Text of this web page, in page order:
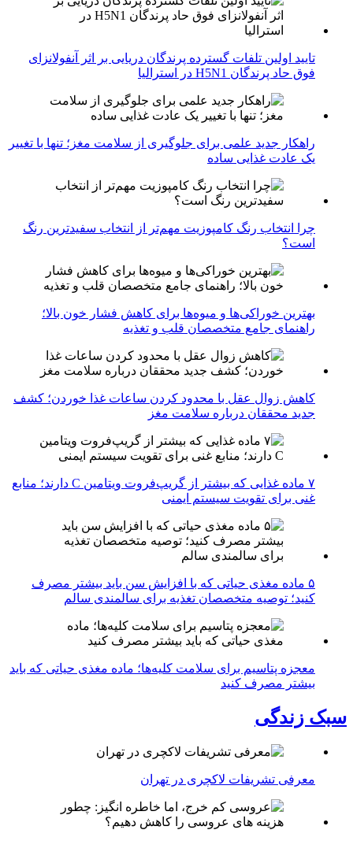
تایید اولین تلفات گسترده پرندگان دریایی بر اثر آنفولانزای
فوق حاد پرندگان H5N1 در استرالیا
راهکار جدید علمی برای جلوگیری از سلامت مغز؛ تنها با تغییر
یک عادت غذایی ساده
چرا انتخاب رنگ کامپوزیت مهم‌تر از انتخاب سفیدترین رنگ
است؟
بهترین خوراکی‌ها و میوه‌ها برای کاهش فشار خون بالا؛
راهنمای جامع متخصصان قلب و تغذیه
کاهش زوال عقل با محدود کردن ساعات غذا خوردن؛ کشف
جدید محققان درباره سلامت مغز
۷ ماده غذایی که بیشتر از گریپ‌فروت ویتامین C دارند؛ منابع
غنی برای تقویت سیستم ایمنی
۵ ماده مغذی حیاتی که با افزایش سن باید بیشتر مصرف
کنید؛ توصیه متخصصان تغذیه برای سالمندی سالم
معجزه پتاسیم برای سلامت کلیه‌ها؛ ماده مغذی حیاتی که باید
بیشتر مصرف کنید
سبک زندگی
معرفی تشریفات لاکچری در تهران